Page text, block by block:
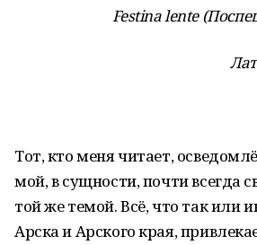
Festina lente
Тот, кто меня читает,
мой, в сущности, почти всегда
той же темой. Всё, что так или
Арска и Арского края,